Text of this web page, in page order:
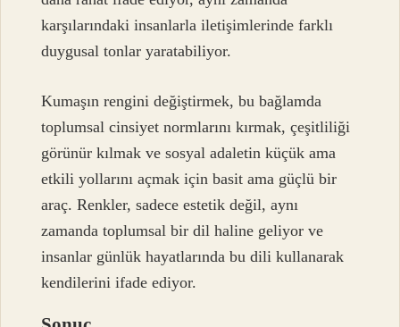
karşılarındaki insanlarla iletişimlerinde farklı
duygusal tonlar yaratabiliyor.
Kumaşın rengini değiştirmek, bu bağlamda
toplumsal cinsiyet normlarını kırmak, çeşitliliği
görünür kılmak ve sosyal adaletin küçük ama
etkili yollarını açmak için basit ama güçlü bir
araç. Renkler, sadece estetik değil, aynı
zamanda toplumsal bir dil haline geliyor ve
insanlar günlük hayatlarında bu dili kullanarak
kendilerini ifade ediyor.